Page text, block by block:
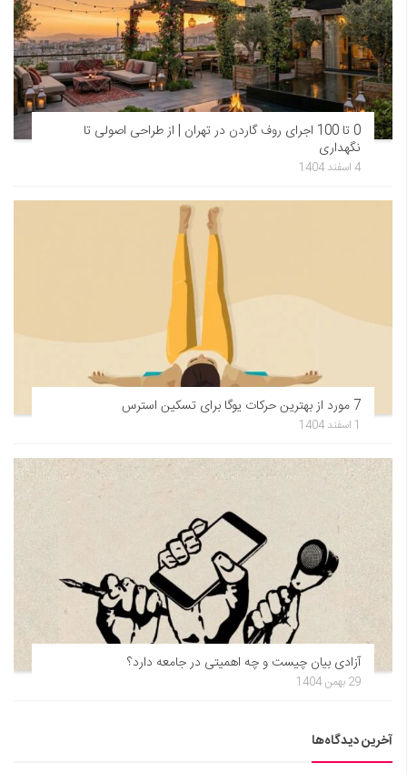
0 تا 100 اجرای روف گاردن در تهران | از طراحی اصولی تا
نگهداری
4 اسفند 1404
7 مورد از بهترین حرکات یوگا برای تسکین استرس
1 اسفند 1404
آزادی بیان چیست و چه اهمیتی در جامعه دارد؟
29 بهمن 1404
آخرین دیدگاه‌ها